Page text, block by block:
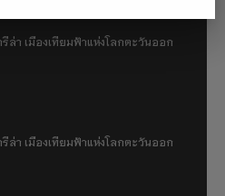
รีล่า เมืองเทียมฟ้าแห่งโลกตะวันออก
รีล่า เมืองเทียมฟ้าแห่งโลกตะวันออก